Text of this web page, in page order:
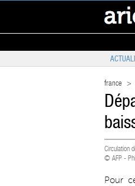
france >
Circulation
© AFP -
Pour